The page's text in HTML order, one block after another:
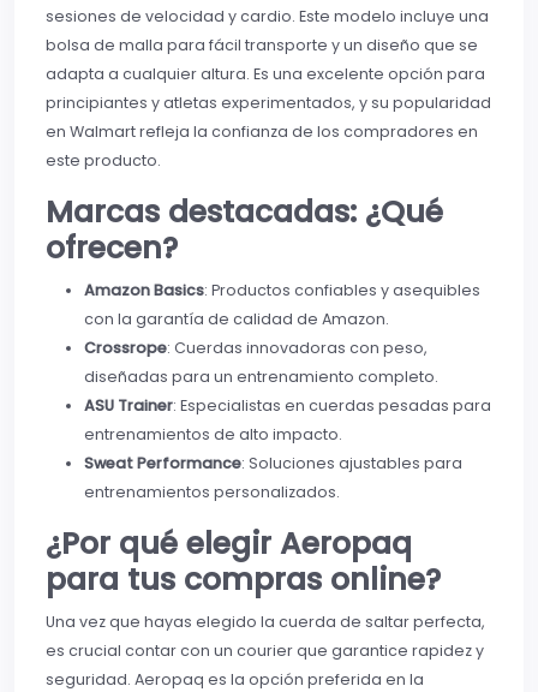
sesiones de velocidad y cardio. Este modelo incluye una
bolsa de malla para fácil transporte y un diseño que se
adapta a cualquier altura. Es una excelente opción para
principiantes y atletas experimentados, y su popularidad
en Walmart refleja la confianza de los compradores en
este producto.
Marcas destacadas: ¿Qué
ofrecen?
Amazon Basics: Productos confiables y asequibles
con la garantía de calidad de Amazon.
Crossrope: Cuerdas innovadoras con peso,
diseñadas para un entrenamiento completo.
ASU Trainer: Especialistas en cuerdas pesadas para
entrenamientos de alto impacto.
Sweat Performance: Soluciones ajustables para
entrenamientos personalizados.
¿Por qué elegir Aeropaq
para tus compras online?
Una vez que hayas elegido la cuerda de saltar perfecta,
es crucial contar con un courier que garantice rapidez y
seguridad. Aeropaq es la opción preferida en la